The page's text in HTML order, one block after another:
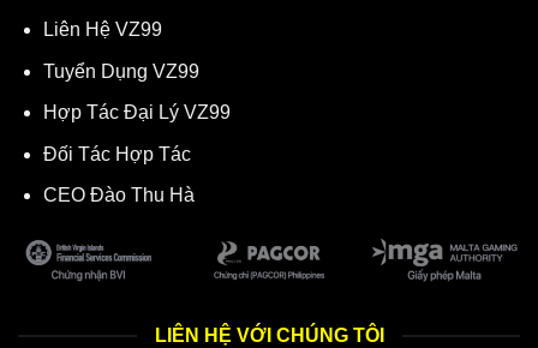
Liên Hệ VZ99
Tuyển Dụng VZ99
Hợp Tác Đại Lý VZ99
Đối Tác Hợp Tác
CEO Đào Thu Hà
LIÊN HỆ VỚI CHÚNG TÔI